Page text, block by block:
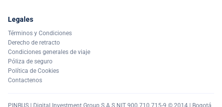
Legales
Términos y Condiciones
Derecho de retracto
Condiciones generales de viaje
Póliza de seguro
Política de Cookies
Contactenos